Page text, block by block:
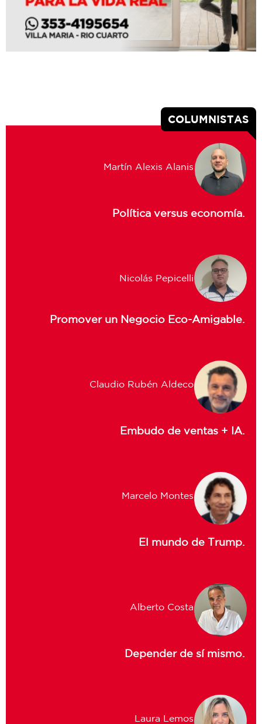
COLUMNISTAS
Martín Alexis Alanis
Política versus economía.
Nicolás Pepicelli
Promover un Negocio Eco-Amigable.
Claudio Rubén Aldeco
Embudo de ventas + IA.
Marcelo Montes
El mundo de Trump.
Alberto Costa
Depender de sí mismo.
Laura Lemos